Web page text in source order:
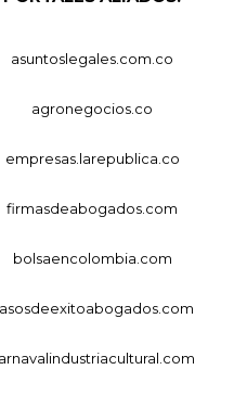
asuntoslegales.com.co
agronegocios.co
empresas.larepublica.co
firmasdeabogados.com
bolsaencolombia.com